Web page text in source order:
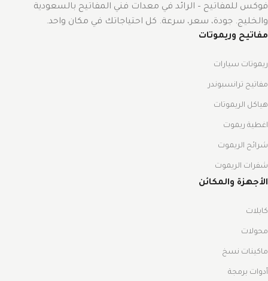
فوكس للمفاتيح – الرائد في معدات فني المفاتيح بالسعودية
والخليج. جودة، سعر، سرعة. كل احتياجاتك في مكان واحد.
مفاتيح وريموتات
ريموتات سيارات
مفاتيح ترانسبوندر
هياكل الريموتات
اغطية ريموت
شرائح الريموت
شفرات الريموت
الأجهزة والمكائن
كابلات
محولات
ماكينات نسخ
أدوات برمجة